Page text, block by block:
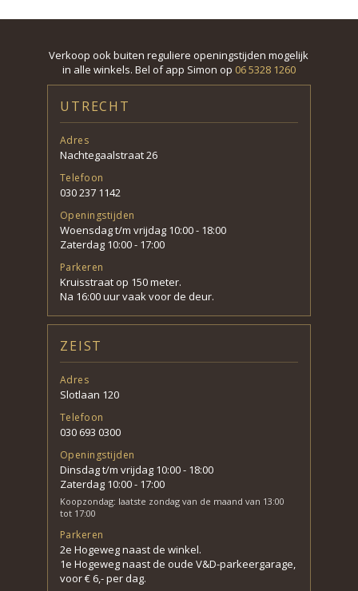
Verkoop ook buiten reguliere openingstijden mogelijk
in alle winkels. Bel of app Simon op 06 5328 1260
UTRECHT
Adres
Nachtegaalstraat 26
Telefoon
030 237 1142
Openingstijden
Woensdag t/m vrijdag 10:00 - 18:00
Zaterdag 10:00 - 17:00
Parkeren
Kruisstraat op 150 meter.
Na 16:00 uur vaak voor de deur.
ZEIST
Adres
Slotlaan 120
Telefoon
030 693 0300
Openingstijden
Dinsdag t/m vrijdag 10:00 - 18:00
Zaterdag 10:00 - 17:00
Koopzondag: laatste zondag van de maand van 13:00
tot 17:00
Parkeren
2e Hogeweg naast de winkel.
1e Hogeweg naast de oude V&D-parkeergarage,
voor € 6,- per dag.